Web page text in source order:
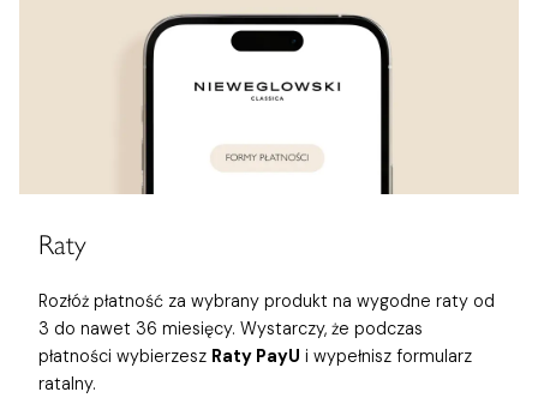
Raty
Rozłóż płatność za wybrany produkt na wygodne raty od
3 do nawet 36 miesięcy. Wystarczy, że podczas
płatności wybierzesz Raty PayU i wypełnisz formularz
ratalny.